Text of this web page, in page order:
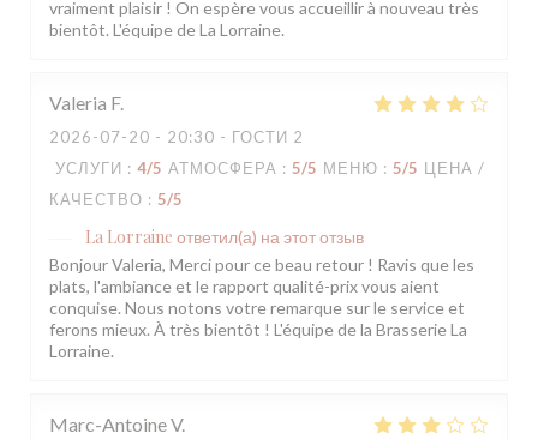
vraiment plaisir ! On espère vous accueillir à nouveau très
bientôt. L'équipe de La Lorraine.
Valeria F
2026-07-20 - 20:30 - ГОСТИ 2
УСЛУГИ : 4/5 АТМОСФЕРА : 5/5 МЕНЮ : 5/5 ЦЕНА /
КАЧЕСТВО : 5/5
La Lorraine ответил(а) на этот отзыв
Bonjour Valeria, Merci pour ce beau retour ! Ravis que les
plats, l'ambiance et le rapport qualité-prix vous aient
conquise. Nous notons votre remarque sur le service et
ferons mieux. À très bientôt ! L'équipe de la Brasserie La
Lorraine.
Marc-AntoineV